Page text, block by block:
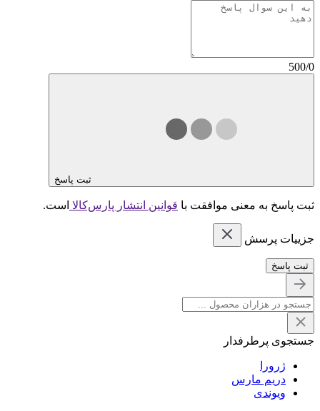
500/0
ثبت پاسخ
ثبت پاسخ به معنی موافقت با قوانین انتشار پارس‌کالا است.
جزییات پرسش
ثبت پاسخ
جستجوی پرطرفدار
ژرورا
دریم مارس
ویوندی